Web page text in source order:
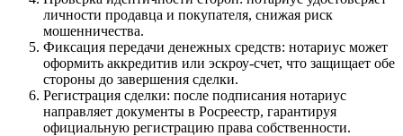
личности продавца и покупателя, снижая риск
мошенничества.
Фиксация передачи денежных средств: нотариус может
оформить аккредитив или эскроу-счет, что защищает обе
стороны до завершения сделки.
Регистрация сделки: после подписания нотариус
направляет документы в Росреестр, гарантируя
официальную регистрацию права собственности.